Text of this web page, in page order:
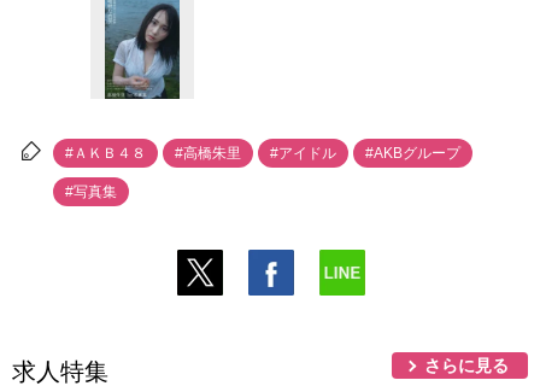
#ＡＫＢ４８ #高橋朱里 #アイドル #AKBグループ
#写真集
求人特集 さらに見る